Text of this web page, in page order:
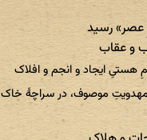
رسید
و عقاب
هستیِ ایجاد و انجم و افلاک
موصوف، در سراچهٔ خاک